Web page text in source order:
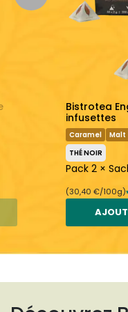
Avant 17h
Bistrotea
infusettes
Caramel Malt
THÉ NOIR
Pack 2 ×
(30,40 €/100g)
AJOUT